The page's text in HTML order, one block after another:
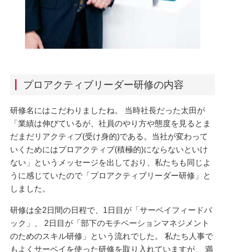
プロアクティブリーダー研修の内容
研修名にはこだわりましたね。 当時社長だった太田が
「業績は伸びているが、社員のやり方や態度を見るとま
だまだリアクティブ(受け身的)である。当社が変わって
いくためにはプロアクティブ(積極的)にならないといけ
ない」というメッセージを出しており、私たちも同じよ
うに感じていたので「プロアクティブリーダー研修」と
しました。
研修は全2日間の日程で、1日目が「サーベイフィードバ
ック」、 2日目が「部下のモチベーションマネジメント
のためのスキル研修」という流れでした。 私たち人事で
もよくサーベイを使った研修を取り入れていますが、 満